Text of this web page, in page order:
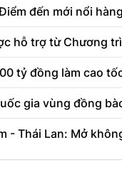
đến mới nổi
hỗ trợ từ Chương
tỷ đồng làm cao
gia vùng đồng
- Thái Lan: Mở